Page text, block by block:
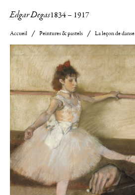
Edgar Degas1834– 1917
Accueil Peintures & pastels La leçon de danse